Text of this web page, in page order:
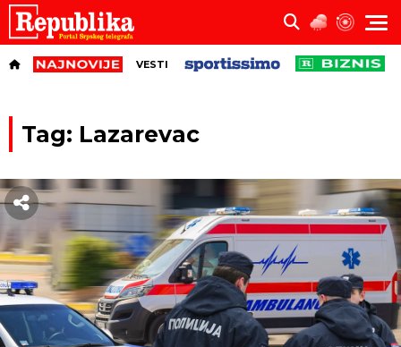
VESTI
Tag: Lazarevac